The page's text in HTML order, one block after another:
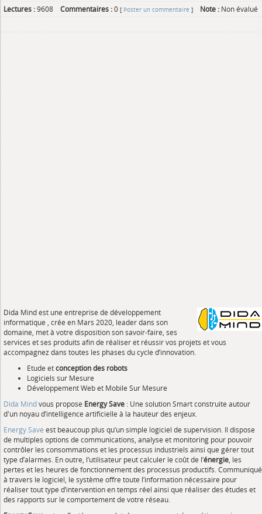
Lectures :9608 Commentaires :0 [ Poster un commentaire ] Note : Non évalué
Dida Mind est une entreprise de développement
informatique , crée en Mars 2020, leader dans son
domaine, met à votre disposition son savoir-faire, ses
services et ses produits afin de réaliser et réussir vos projets et vous
accompagnez dans toutes les phases du cycle d’innovation.
Etude etconception des robots
Logiciels sur Mesure
Développement Web et Mobile Sur Mesure
Dida Mindvous propose Energy Save : Une solution Smart construite autour
d'un noyau d’intelligence artificielle à la hauteur des enjeux.
Energy Save est beaucoup plus qu’un simple logiciel de supervision. Il dispose
de multiples options de communications, analyse et monitoring pour pouvoir
contrôler les consommations et les processus industriels ainsi que gérer tout
type d’alarmes. En outre, l’utilisateur peut calculer le coût de l’énergie , les
pertes et les heures de fonctionnement des processus productifs. Communiqué
à travers le logiciel, le système offre toute l’information nécessaire pour
réaliser tout type d’intervention en temps réel ainsi que réaliser des études et
des rapports sur le comportement de votre réseau.